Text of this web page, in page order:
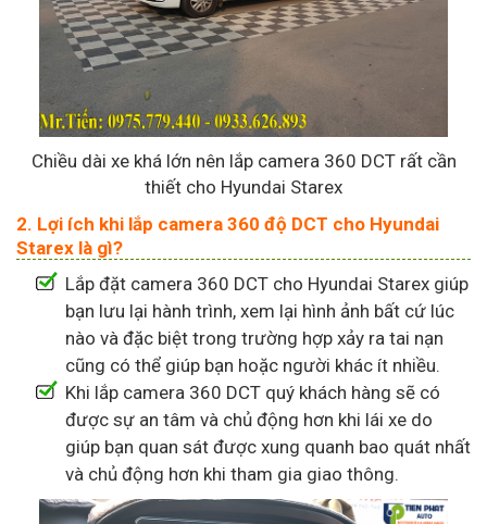
Chiều dài xe khá lớn nên lắp camera 360 DCT rất cần
thiết cho Hyundai Starex
2. Lợi ích khi lắp camera 360 độ DCT cho Hyundai
Starex là gì?
Lắp đặt camera 360 DCT cho Hyundai Starex giúp
bạn lưu lại hành trình, xem lại hình ảnh bất cứ lúc
nào và đặc biệt trong trường hợp xảy ra tai nạn
cũng có thể giúp bạn hoặc người khác ít nhiều.
Khi lắp camera 360 DCT quý khách hàng sẽ có
được sự an tâm và chủ động hơn khi lái xe do
giúp bạn quan sát được xung quanh bao quát nhất
và chủ động hơn khi tham gia giao thông.